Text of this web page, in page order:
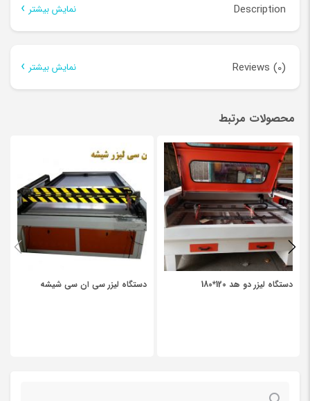
جستجو
Description نمایش بیشتر
دستگاه سایز 100*160 دارای سرعت بسیار بالا در برش و حکاکی می باشد،
مشخصات دستگاه 100*160 :
سایز مفید میز کار 100*160 سانتی متر
دارای طاقه بازکن
مخصوص برش پارچه و چرم چوب ام دی اف و پلکسی
میز وکیوم جهت جلوگیری از چروک شدن پارچه و چرم
دارای درب جهت جلوگیری از خروج صدا و دود
Reviews (0) نمایش بیشتر
ریل و واگن”
نشانی ایمیل شما منتشر نخواهد شد.
بخش‌های موردنیاز علامت‌گذاری
شده‌اند*
Your rating
*
Your review
*
محصولات مرتبط
دستگاه لیزر دو هد 120*180 دستگاه لیزر سی ان سی شیشه